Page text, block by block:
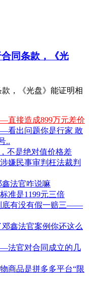
同条款，《光
，《光盘》能证明相
接造成899万元差价
出问题你是行家 敢
..
不是绝对值价格差
嫌民事审判枉法裁判
法官咋说嘛
准是1199元三倍
底有没有假一赔三——
鑫法官案例你还这么
法官对合同成立的几
商品是拼多多平台“限